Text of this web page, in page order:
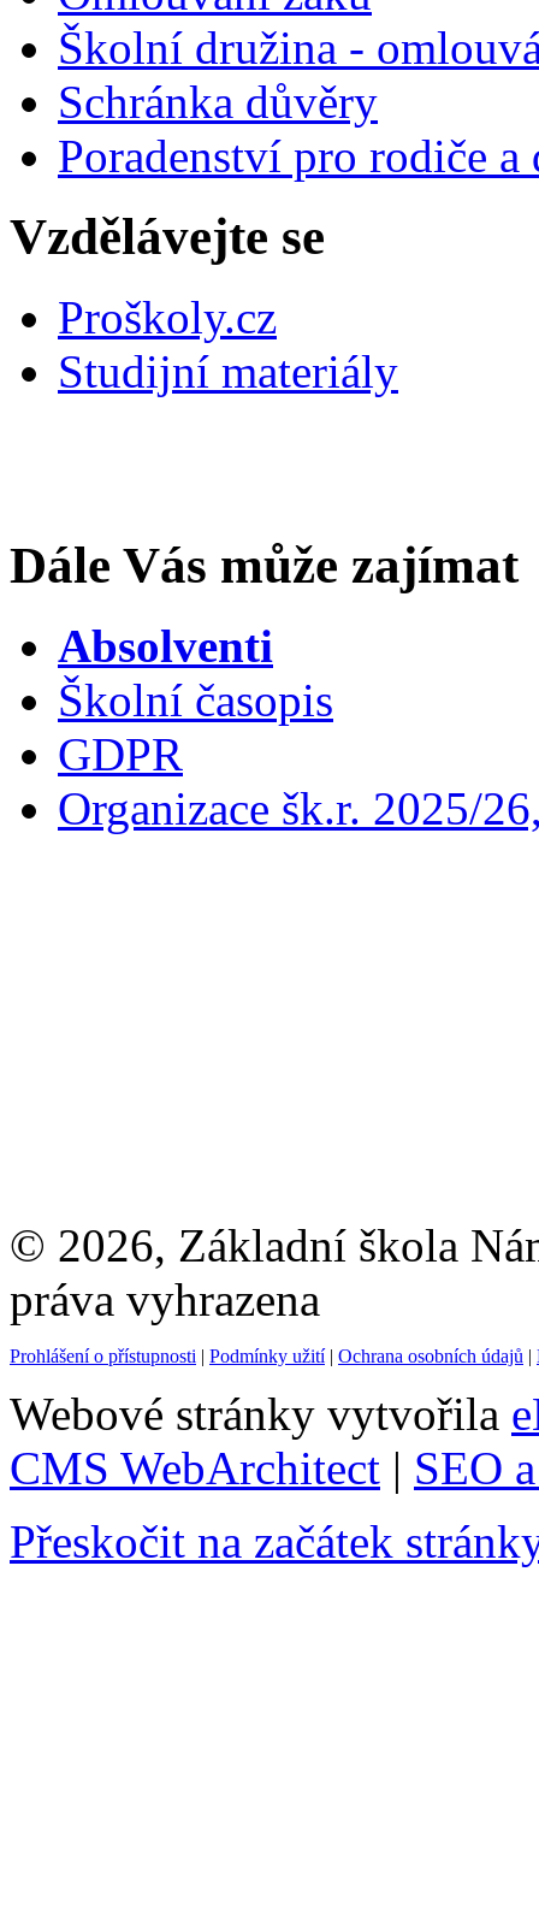
Školní družina -
Schránka důvěry
Poradenství pro rodiče
Vzdělávejte se
Proškoly.cz
Studijní materiály
Dále Vás může zajímat
Absolventi
Školní časopis
GDPR
Organizace šk.r. 2025/
© 2026, Základní škola
práva vyhrazena
Prohlášení o přístupnosti | Podmínky užití| Ochrana osobních údajů |
Webové stránky vytvořila
CMS WebArchitect | SEO
Přeskočit na začátek